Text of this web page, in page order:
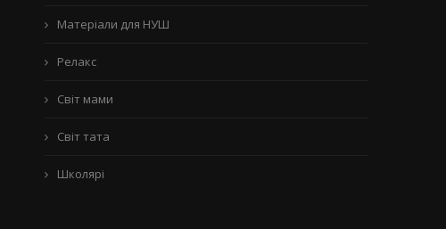
Матеріали для НУШ
Релакс
Світ мами
Світ тата
Школярі